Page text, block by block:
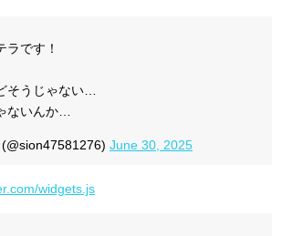
ラです！
そうじゃない…
ないんか…
June 30, 2025
widgets.js